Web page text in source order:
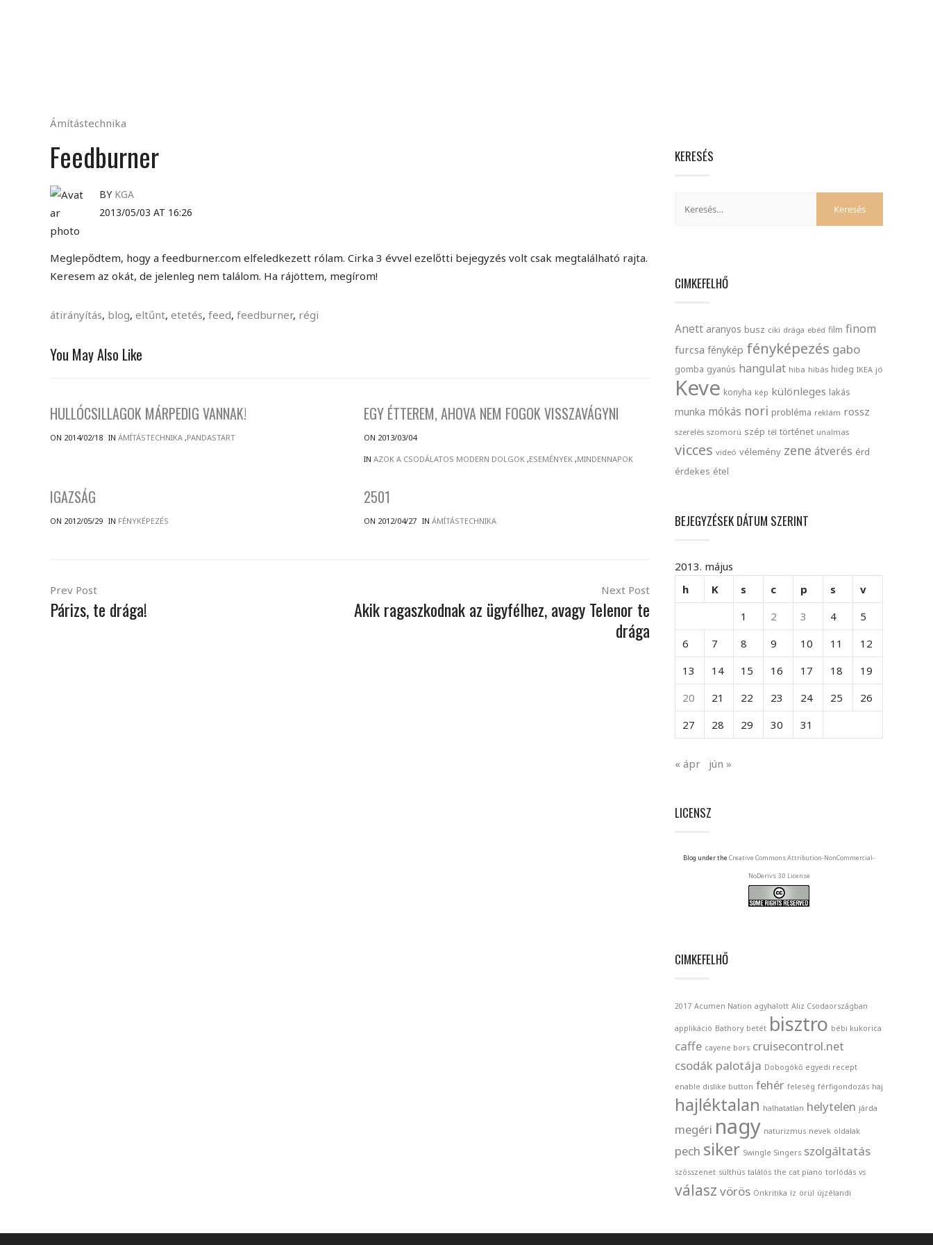
Ámítástechnika
Feedburner
BY KGA
2013/05/03 AT 16:26
Meglepődtem, hogy a feedburner.com elfeledkezett rólam. Cirka 3 évvel ezelőtti bejegyzés volt csak megtalálható rajta.
Keresem az okát, de jelenleg nem találom. Ha rájöttem, megírom!
átirányítás, blog, eltűnt, etetés, feed, feedburner, régi
You May Also Like
HULLÓCSILLAGOK MÁRPEDIG VANNAK!
ON 2014/02/18 IN ÁMÍTÁSTECHNIKA ,PANDASTART
EGY ÉTTEREM, AHOVA NEM FOGOK VISSZAVÁGYNI
ON 2013/03/04
INAZOK A CSODÁLATOS MODERN DOLGOK ,ESEMÉNYEK ,MINDENNAPOK
IGAZSÁG
ON 2012/05/29 IN FÉNYKÉPEZÉS
2501
ON 2012/04/27 INÁMÍTÁSTECHNIKA
Prev Post
Párizs, te drága!
Next Post
Akik ragaszkodnak az ügyfélhez, avagy Telenor te
drága
KERESÉS
CIMKEFELHŐ
Anett aranyos busz ciki drága ebéd film finom
furcsa fénykép fényképezés gabo
gomba gyanús hangulat hiba hibás hideg IKEA jó
Keve konyha kép különleges lakás
munka mókás nori probléma reklám rossz
szerelés szomorú szép tél történet unalmas
vicces videó vélemény zene átverés érd
érdekes étel
BEJEGYZÉSEK DÁTUM SZERINT
2013. május
h
K s c p s
v
1
2 3 4
5
6
7 8 9 10 11
12
13
14 15 16 17 18
19
20
21 22 23 24 25
26
27
28 29 30 31
« ápr jún »
LICENSZ
Blog under the Creative Commons Attribution-NonCommercial-
NoDerivs 3.0 License
CIMKEFELHŐ
2017 Acumen Nation agyhalott Aliz Csodaországban
applikáció Bathory betét bisztro bébi kukorica
caffe cayene bors cruisecontrol.net
csodák palotája Dobogókő egyedi recept
enable dislike button fehér feleség férfigondozás haj
hajléktalan halhatatlan helytelen járda
megéri nagy naturizmus nevek oldalak
pech siker Swingle Singers szolgáltatás
szösszenet sülthús találós the cat piano torlódás vs
válasz vörös Önkritika íz örül újzélandi